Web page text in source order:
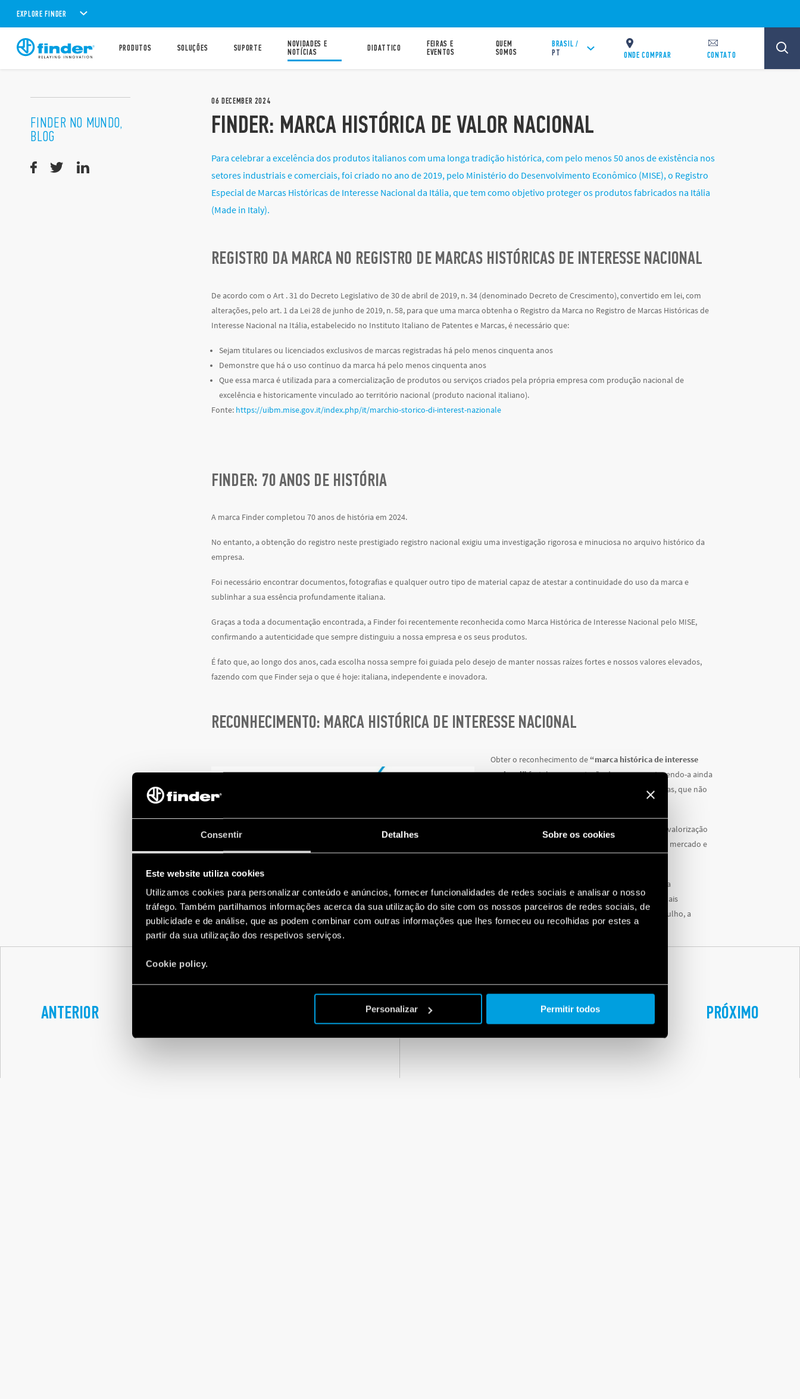
Consentir Detalhes Sobre os cookies
Este website utiliza cookies
Utilizamos cookies para personalizar conteúdo e anúncios, fornecer funcionalidades de redes sociais e analisar o nosso
tráfego. Também partilhamos informações acerca da sua utilização do site com os nossos parceiros de redes sociais, de
publicidade e de análise, que as podem combinar com outras informações que lhes forneceu ou recolhidas por estes a
partir da sua utilização dos respetivos serviços.
Cookie policy.
Personalizar Permitir todos
EXPLORE FINDER
PRODUTOS SOLUÇÕES SUPORTE
NOVIDADES E
NOTÍCIAS
DIDATTICO
FEIRAS E
EVENTOS
QUEM
SOMOS
BRASIL /
PT
ONDE COMPRAR CONTATO
06 DECEMBER 2024
FINDER: MARCA HISTÓRICA DE VALOR NACIONAL
Para celebrar a excelência dos produtos italianos com uma longa tradição histórica, com pelo menos 50 anos de existência nos
setores industriais e comerciais, foi criado no ano de 2019, pelo Ministério do Desenvolvimento Econômico (MISE), o Registro
Especial de Marcas Históricas de Interesse Nacional da Itália, que tem como objetivo proteger os produtos fabricados na Itália
(Made in Italy).
REGISTRO DA MARCA NO REGISTRO DE MARCAS HISTÓRICAS DE INTERESSE NACIONAL
De acordo com o Art . 31 do Decreto Legislativo de 30 de abril de 2019, n. 34 (denominado Decreto de Crescimento), convertido em lei, com
alterações, pelo art. 1 da Lei 28 de junho de 2019, n. 58, para que uma marca obtenha o Registro da Marca no Registro de Marcas Históricas de
Interesse Nacional na Itália, estabelecido no Instituto Italiano de Patentes e Marcas, é necessário que:
Sejam titulares ou licenciados exclusivos de marcas registradas há pelo menos cinquenta anos
Demonstre que há o uso contínuo da marca há pelo menos cinquenta anos
Que essa marca é utilizada para a comercialização de produtos ou serviços criados pela própria empresa com produção nacional de
excelência e historicamente vinculado ao território nacional (produto nacional italiano).
Fonte: https://uibm.mise.gov.it/index.php/it/marchio-storico-di-interest-nazionale
FINDER: 70 ANOS DE HISTÓRIA
A marca Finder completou 70 anos de história em 2024.
No entanto, a obtenção do registro neste prestigiado registro nacional exigiu uma investigação rigorosa e minuciosa no arquivo histórico da
empresa.
Foi necessário encontrar documentos, fotografias e qualquer outro tipo de material capaz de atestar a continuidade do uso da marca e
sublinhar a sua essência profundamente italiana.
Graças a toda a documentação encontrada, a Finder foi recentemente reconhecida como Marca Histórica de Interesse Nacional pelo MISE,
confirmando a autenticidade que sempre distinguiu a nossa empresa e os seus produtos.
É fato que, ao longo dos anos, cada escolha nossa sempre foi guiada pelo desejo de manter nossas raízes fortes e nossos valores elevados,
fazendo com que Finder seja o que é hoje: italiana, independente e inovadora.
RECONHECIMENTO: MARCA HISTÓRICA DE INTERESSE NACIONAL
Obter o reconhecimento de“marca histórica de interesse
nacional”fortalece a reputação da marca, protegendo-a ainda
mais contra falsificações ou utilizações inadequadas, que não
Além disso, representa um importante avanço na valorização
do patrimônio da empresa e um diferencial para o mercado e
Esta conquista confirma ainda mais importância da
sustentabilidade e da excelência italiana, dando mais
visibilidade a uma marca que representa, com orgulho, a
identidade produtiva da Itália.
FINDER NO MUNDO,
BLOG
ANTERIOR PRÓXIMO
UM NOVO SLOGAN PARA A MARCA FINDER